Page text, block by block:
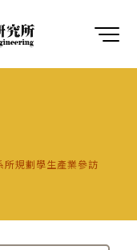
所規劃學生產業參訪